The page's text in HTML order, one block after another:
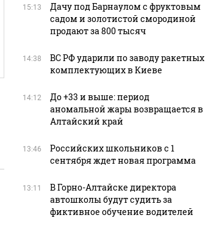
15:13
Дачу под Барнаулом с фруктовым
садом и золотистой смородиной
продают за 800 тысяч
14:38
ВС РФ ударили по заводу ракетных
комплектующих в Киеве
14:12
До +33 и выше: период
аномальной жары возвращается в
Алтайский край
13:46
Российских школьников с 1
сентября ждет новая программа
13:11
В Горно-Алтайске директора
автошколы будут судить за
фиктивное обучение водителей